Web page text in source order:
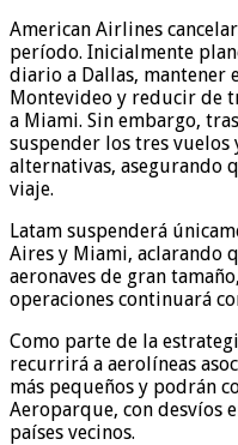
American Airlines
período. Inicialmente
diario a Dallas, mantener
Montevideo y reducir de
a Miami. Sin embargo,
suspender los tres vuelos
alternativas, asegurando
viaje.
Latam suspenderá
Aires y Miami, aclarando
aeronaves de gran
operaciones continuará
Como parte de la
recurrirá a aerolíneas
más pequeños y podrán
Aeroparque, con desvíos
países vecinos.